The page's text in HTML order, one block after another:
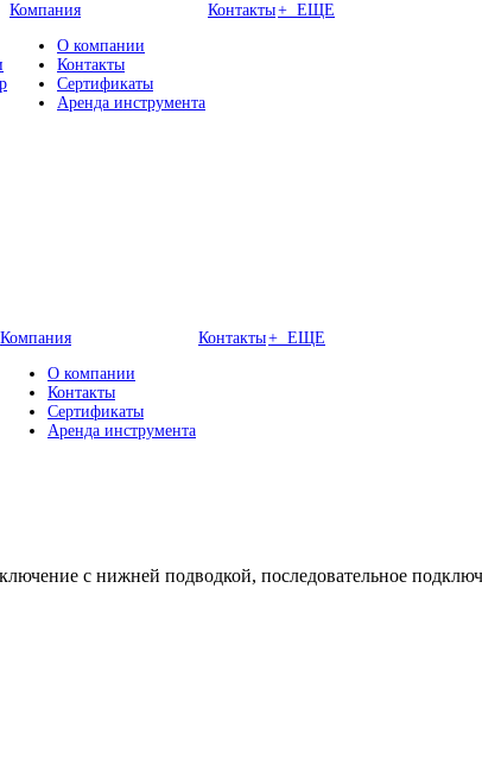
Компания
О компании
Контакты
Сертификаты
Аренда инструмента
Контакты+ ЕЩЕ
Компания
О компании
Контакты
Сертификаты
Аренда инструмента
Контакты+ ЕЩЕ
с нижней подводкой, последовательное